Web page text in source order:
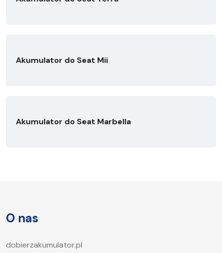
Akumulator do Seat Mii
Akumulator do Seat Marbella
O nas
dobierzakumulator.pl